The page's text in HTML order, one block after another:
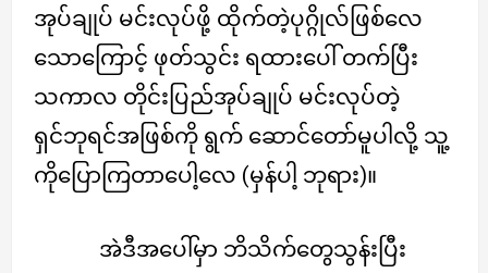
အုပ်ချုပ် မင်းလုပ်ဖို့ ထိုက်တဲ့ပုဂ္ဂိုလ်ဖြစ်လေ
သောကြောင့် ဖုတ်သွင်း ရထားပေါ် တက်ပြီး
သကာလ တိုင်းပြည်အုပ်ချုပ် မင်းလုပ်တဲ့
ရှင်ဘုရင်အဖြစ်ကို ရွက် ဆောင်တော်မူပါလို့ သူ့
ကိုပြောကြတာပေါ့လေ (မှန်ပါ့ ဘုရား)။
အဲဒီအပေါ်မှာ ဘိသိက်တွေသွန်းပြီး